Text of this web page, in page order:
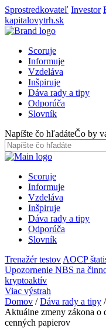
Sprostredkovateľ Investor
kapitalovytrh.sk
Scoruje
Informuje
Vzdeláva
Inšpiruje
Dáva rady a tipy
Odporúča
Slovník
Napíšte čo hľadáteČo by
Scoruje
Informuje
Vzdeláva
Inšpiruje
Dáva rady a tipy
Odporúča
Slovník
Trenažér testov AOCP
Upozornenie NBS na
kryptoaktív
Viac výstrah
Domov /Dáva rady a tipy /
Aktuálne zmeny zákona o
cenných papierov